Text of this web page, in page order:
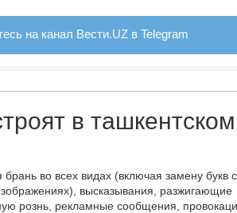
на канал Вести.UZ в Telegram
в ташкентском
во всех видах (включая замену букв
высказывания, разжигающие
рознь, рекламные сообщения,